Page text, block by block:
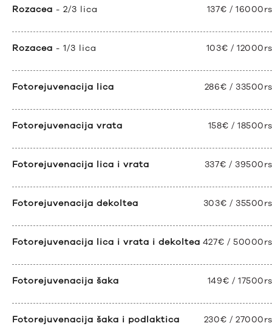
Rozacea - 2/3 lica 137€ /
Rozacea - 1/3 lica 103€ /
Fotorejuvenacija lica 286€ /
Fotorejuvenacija vrata 158€ /
Fotorejuvenacija lica i vrata 337€ /
Fotorejuvenacija dekoltea 303€ /
Fotorejuvenacija lica i vrata i dekoltea 427€ /
Fotorejuvenacija šaka 149€ /
Fotorejuvenacija šaka i podlaktica 230€ /